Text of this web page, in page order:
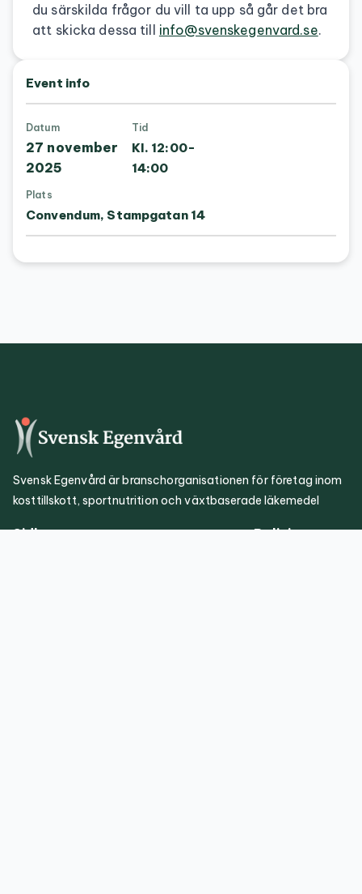
du särskilda frågor du vill ta upp så går det bra
att skicka dessa till info@svenskegenvard.se.
Event info
Datum
27 november
2025
Tid
Kl. 12:00-
14:00
Plats
Convendum, Stampgatan 14
Svensk Egenvård är branschorganisationen för företag inom
kosttillskott, sportnutrition och växtbaserade läkemedel
Sidkarta Policies